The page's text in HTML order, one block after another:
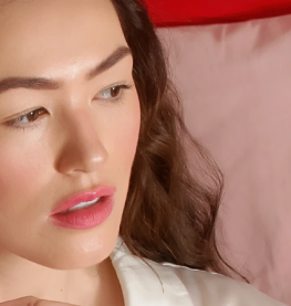
Iniciar sesión
Perfil de usuario
Mis dispositivos
Mis pedidos
Mis direcciones
Mis suscripciones
Tech Elixir
Set
Español
Português
Русский
文 繁體中文